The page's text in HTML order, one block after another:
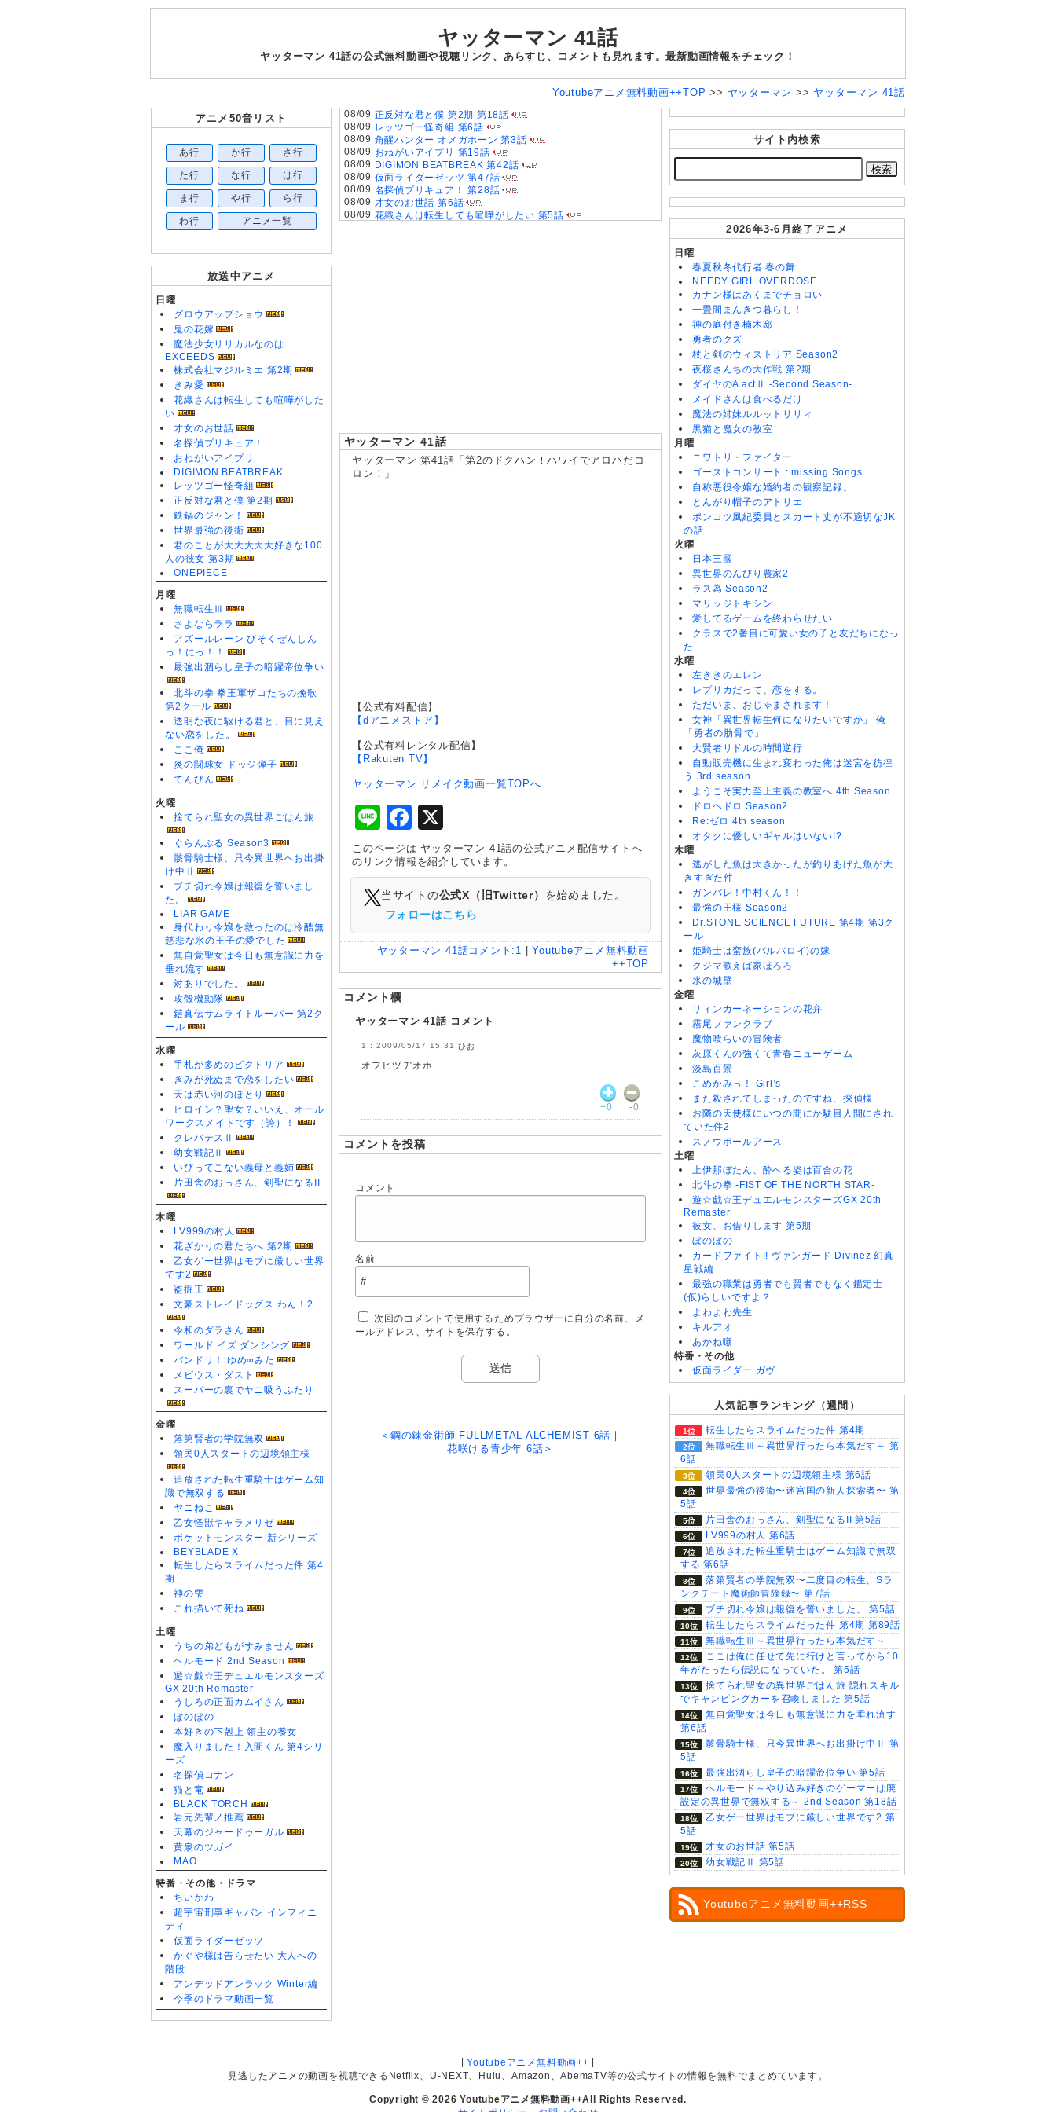
ヤッターマン 41話
ヤッターマン 41話の公式無料動画や視聴リンク、あらすじ、コメントも見れます。最新動画情報をチェック！
Youtubeアニメ無料動画++TOP>> ヤッターマン >> ヤッターマン 41話
アニメ50音リスト
あ行 か行 さ行
た行 な行 は行
ま行 や行 ら行
わ行 アニメ一覧
放送中アニメ
日曜
グロウアップショウ
鬼の花嫁
魔法少女リリカルなのは
EXCEEDS
株式会社マジルミエ 第2期
きみ愛
花織さんは転生しても喧嘩がした
い
才女のお世話
名探偵プリキュア！
おねがいアイプリ
DIGIMON BEATBREAK
レッツゴー怪奇組
正反対な君と僕 第2期
鉄鍋のジャン！
世界最強の後衛
君のことが大大大大大好きな100
人の彼女 第3期
ONEPIECE
月曜
無職転生Ⅲ
さよならララ
アズールレーン びそくぜんしん
っ！にっ！！
最強出涸らし皇子の暗躍帝位争い
北斗の拳 拳王軍ザコたちの挽歌
第2クール
透明な夜に駆ける君と、目に見え
ない恋をした。
ここ俺
炎の闘球女 ドッジ弾子
てんびん
火曜
捨てられ聖女の異世界ごはん旅
ぐらんぶる Season3
骸骨騎士様、只今異世界へお出掛
け中Ⅱ
ブチ切れ令嬢は報復を誓いまし
た。
LIAR GAME
身代わり令嬢を救ったのは冷酷無
慈悲な氷の王子の愛でした
無自覚聖女は今日も無意識に力を
垂れ流す
対ありでした。
攻殻機動隊
鎧真伝サムライトルーパー 第2ク
ール
水曜
手札が多めのビクトリア
きみが死ぬまで恋をしたい
天は赤い河のほとり
ヒロイン？聖女？いいえ、オール
ワークスメイドです（誇）！
クレバテスⅡ
幼女戦記Ⅱ
いびってこない義母と義姉
片田舎のおっさん、剣聖になるII
木曜
LV999の村人
花ざかりの君たちへ 第2期
乙女ゲー世界はモブに厳しい世界
です2
盗掘王
文豪ストレイドッグス わん！2
令和のダラさん
ワールド イズ ダンシング
バンドリ！ ゆめ∞みた
メビウス・ダスト
スーパーの裏でヤニ吸うふたり
金曜
落第賢者の学院無双
領民0人スタートの辺境領主様
追放された転生重騎士はゲーム知
識で無双する
ヤニねこ
乙女怪獣キャラメリゼ
ポケットモンスター 新シリーズ
BEYBLADE X
転生したらスライムだった件 第4
期
神の雫
これ描いて死ね
土曜
うちの弟どもがすみません
ヘルモード 2nd Season
遊☆戯☆王デュエルモンスターズ
GX 20th Remaster
うしろの正面カムイさん
ぼのぼの
本好きの下剋上 領主の養女
魔入りました！入間くん 第4シリ
ーズ
名探偵コナン
猫と竜
BLACK TORCH
岩元先輩ノ推薦
天幕のジャードゥーガル
黄泉のツガイ
MAO
特番・その他・ドラマ
ちいかわ
超宇宙刑事ギャバン インフィニ
ティ
仮面ライダーゼッツ
かぐや様は告らせたい 大人への
階段
アンデッドアンラック Winter編
今季のドラマ動画一覧
08/09 正反対な君と僕 第2期 第18話
08/09 レッツゴー怪奇組 第6話
08/09 角醒ハンター オメガホーン 第3話
08/09 おねがいアイプリ 第19話
08/09
DIGIMON BEATBREAK 第42話
08/09 仮面ライダーゼッツ 第47話
08/09 名探偵プリキュア！ 第28話
08/09 才女のお世話 第6話
08/09 花織さんは転生しても喧嘩がしたい 第5話
ヤッターマン 41話
ヤッターマン 第41話「第2のドクハン！ハワイでアロハだコ
ロン！」
【公式有料配信】
【dアニメストア】
【公式有料レンタル配信】
【Rakuten TV】
ヤッターマン リメイク動画一覧TOPへ
LineFacebook
このページは ヤッターマン 41話の公式アニメ配信サイトへ
のリンク情報を紹介しています。
当サイトの公式X（旧Twitter） を始めました。
フォローはこちら
ヤッターマン 41話コメント: 1 |Youtubeアニメ無料動画
++TOP
コメント欄
ヤッターマン 41話 コメント
2009/05/17 15:31 ひお
オフヒヅヂオホ
+0 -0
コメントを投稿
コメント
名前
次回のコメントで使用するためブラウザーに自分の名前、メ
ールアドレス、サイトを保存する。
＜鋼の錬金術師 FULLMETAL ALCHEMIST 6話 ｜
花咲ける青少年 6話＞
サイト内検索
2026年3-6月終了アニメ
日曜
春夏秋冬代行者 春の舞
NEEDY GIRL OVERDOSE
カナン様はあくまでチョロい
一畳間まんきつ暮らし！
神の庭付き楠木邸
勇者のクズ
杖と剣のウィストリア Season2
夜桜さんちの大作戦 第2期
ダイヤのA actⅡ -Second Season-
メイドさんは食べるだけ
魔法の姉妹ルルットリリィ
黒猫と魔女の教室
月曜
ニワトリ・ファイター
ゴーストコンサート : missing Songs
自称悪役令嬢な婚約者の観察記録。
とんがり帽子のアトリエ
ポンコツ風紀委員とスカート丈が不適切なJK
の話
火曜
日本三國
異世界のんびり農家2
ラス為 Season2
マリッジトキシン
愛してるゲームを終わらせたい
クラスで2番目に可愛い女の子と友だちになっ
た
水曜
左ききのエレン
レプリカだって、恋をする。
ただいま、おじゃまされます！
女神「異世界転生何になりたいですか」 俺
「勇者の肋骨で」
大賢者リドルの時間逆行
自動販売機に生まれ変わった俺は迷宮を彷徨
う 3rd season
ようこそ実力至上主義の教室へ 4th Season
ドロヘドロ Season2
Re:ゼロ 4th season
オタクに優しいギャルはいない!?
木曜
逃がした魚は大きかったが釣りあげた魚が大
きすぎた件
ガンバレ！中村くん！！
最強の王様 Season2
Dr.STONE SCIENCE FUTURE 第4期 第3ク
ール
姫騎士は蛮族(バルバロイ)の嫁
クジマ歌えば家ほろろ
氷の城壁
金曜
リィンカーネーションの花弁
霧尾ファンクラブ
魔物喰らいの冒険者
灰原くんの強くて青春ニューゲーム
淡島百景
こめかみっ！ Girl’s
また殺されてしまったのですね、探偵様
お隣の天使様にいつの間にか駄目人間にされ
ていた件2
スノウボールアース
土曜
上伊那ぼたん、酔へる姿は百合の花
北斗の拳 -FIST OF THE NORTH STAR-
遊☆戯☆王デュエルモンスターズGX 20th
Remaster
彼女、お借りします 第5期
ぼのぼの
カードファイト!! ヴァンガード Divinez 幻真
星戦編
最強の職業は勇者でも賢者でもなく鑑定士
(仮)らしいですよ？
よわよわ先生
キルアオ
あかね噺
特番・その他
仮面ライダー ガヴ
人気記事ランキング（週間）
転生したらスライムだった件 第4期
無職転生Ⅲ～異世界行ったら本気だす～ 第
6話
領民0人スタートの辺境領主様 第6話
世界最強の後衛〜迷宮国の新人探索者〜 第
5話
片田舎のおっさん、剣聖になるII 第5話
LV999の村人 第6話
追放された転生重騎士はゲーム知識で無双
する 第6話
落第賢者の学院無双〜二度目の転生、Sラ
ンクチート魔術師冒険録〜 第7話
ブチ切れ令嬢は報復を誓いました。 第5話
転生したらスライムだった件 第4期 第89話
無職転生Ⅲ～異世界行ったら本気だす～
ここは俺に任せて先に行けと言ってから10
年がたったら伝説になっていた。 第5話
捨てられ聖女の異世界ごはん旅 隠れスキル
でキャンピングカーを召喚しました 第5話
無自覚聖女は今日も無意識に力を垂れ流す
第6話
骸骨騎士様、只今異世界へお出掛け中Ⅱ 第
5話
最強出涸らし皇子の暗躍帝位争い 第5話
ヘルモード～やり込み好きのゲーマーは廃
設定の異世界で無双する～ 2nd Season 第18話
乙女ゲー世界はモブに厳しい世界です2 第
5話
才女のお世話 第5話
幼女戦記Ⅱ 第5話
Youtubeアニメ無料動画++RSS
|Youtubeアニメ無料動画++
見逃したアニメの動画を視聴できるNetflix、U-NEXT、Hulu、Amazon、AbemaTV等の公式サイトの情報を無料でまとめています。
Copyright © 2026 Youtubeアニメ無料動画++All Rights Reserved.